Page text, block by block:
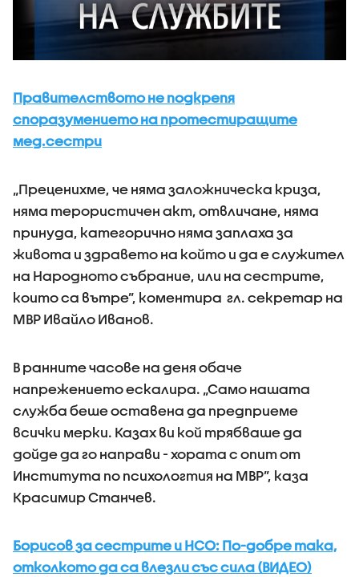
Правителството не подкрепя
споразумението на протестиращите
мед.сестри
„Преценихме, че няма заложническа криза,
няма терористичен акт, отвличане, няма
принуда, категорично няма заплаха за
живота и здравето на който и да е служител
на Народното събрание, или на сестрите,
които са вътре”, коментира гл. секретар на
МВР Ивайло Иванов.
В ранните часове на деня обаче
напрежението ескалира. „Само нашата
служба беше оставена да предприеме
всички мерки. Казах ви кой трябваше да
дойде да го направи - хората с опит от
Института по психологтия на МВР”, каза
Красимир Станчев.
Борисов за сестрите и НСО: По-добре така,
отколкото да са влезли със сила (ВИДЕО)